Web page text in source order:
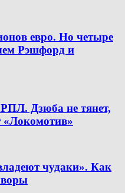
евро. Но четыре
Рэшфорд и
Дзюба не тянет,
чудаки». Как